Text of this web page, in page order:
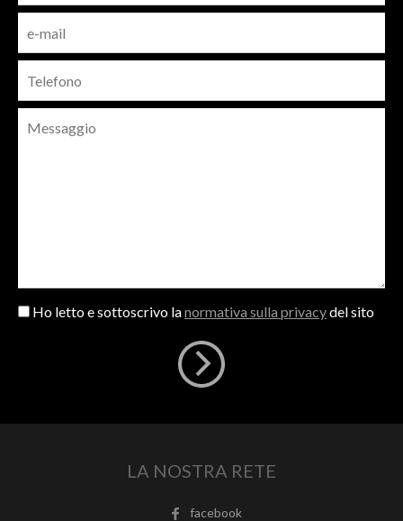
Ho letto e sottoscrivo lanormativa sulla privacydel sito
LA NOSTRA RETE
facebook